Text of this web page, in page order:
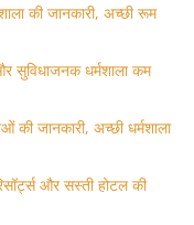
की जानकारी, अच्छी रूम
धर्मशाला कम
जानकारी, अच्छी धर्मशाला
और सस्ती होटल की